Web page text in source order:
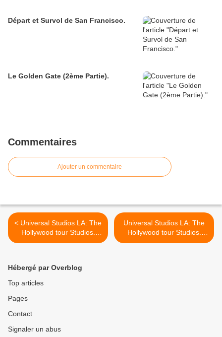
Départ et Survol de San Francisco.
Le Golden Gate (2ème Partie).
Commentaires
Ajouter un commentaire
< Universal Studios LA: The
Hollywood tour Studios.
1ère partie.
Universal Studios LA: The
Hollywood tour Studios.
3ème partie >
Hébergé par Overblog
Top articles
Pages
Contact
Signaler un abus